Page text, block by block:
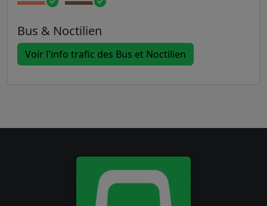
Bus & Noctilien
Voir l'info trafic des Bus et Noctilien